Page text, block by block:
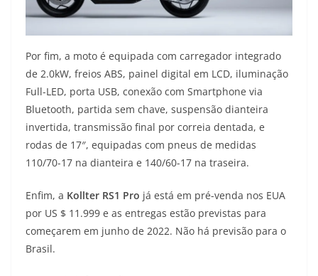
Por fim, a moto é equipada com carregador integrado
de 2.0kW, freios ABS, painel digital em LCD, iluminação
Full-LED, porta USB, conexão com Smartphone via
Bluetooth, partida sem chave, suspensão dianteira
invertida, transmissão final por correia dentada, e
rodas de 17″, equipadas com pneus de medidas
110/70-17 na dianteira e 140/60-17 na traseira.
Enfim, a Kollter RS1 Pro já está em pré-venda nos EUA
por US $ 11.999 e as entregas estão previstas para
começarem em junho de 2022. Não há previsão para o
Brasil.